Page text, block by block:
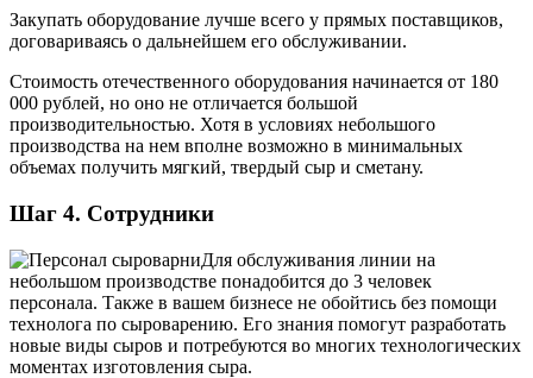
Закупать оборудование лучше всего у прямых поставщиков,
договариваясь о дальнейшем его обслуживании.
Стоимость отечественного оборудования начинается от 180
000 рублей, но оно не отличается большой
производительностью. Хотя в условиях небольшого
производства на нем вполне возможно в минимальных
объемах получить мягкий, твердый сыр и сметану.
Шаг 4. Сотрудники
Для обслуживания линии на
небольшом производстве понадобится до 3 человек
персонала. Также в вашем бизнесе не обойтись без помощи
технолога по сыроварению. Его знания помогут разработать
новые виды сыров и потребуются во многих технологических
моментах изготовления сыра.